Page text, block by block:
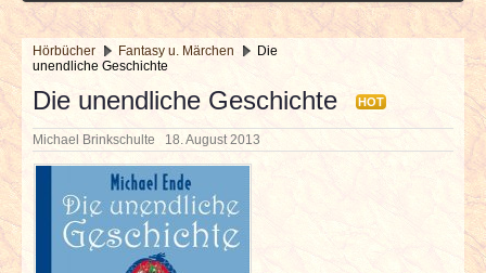
NEUESTE ARTIKEL
NEWS & DATES
BERICHTE
VERLOSUNGEN
Hörbücher Fantasy u. Märchen
Die
unendliche Geschichte
Die unendliche Geschichte HOT
Michael Brinkschulte 18. August 2013